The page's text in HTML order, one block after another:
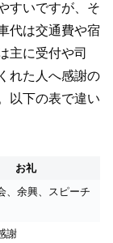
すいですが、そ
代は交通費や宿
主に受付や司
れた人へ感謝の
以下の表で違い
お礼
、余興、スピーチ
謝